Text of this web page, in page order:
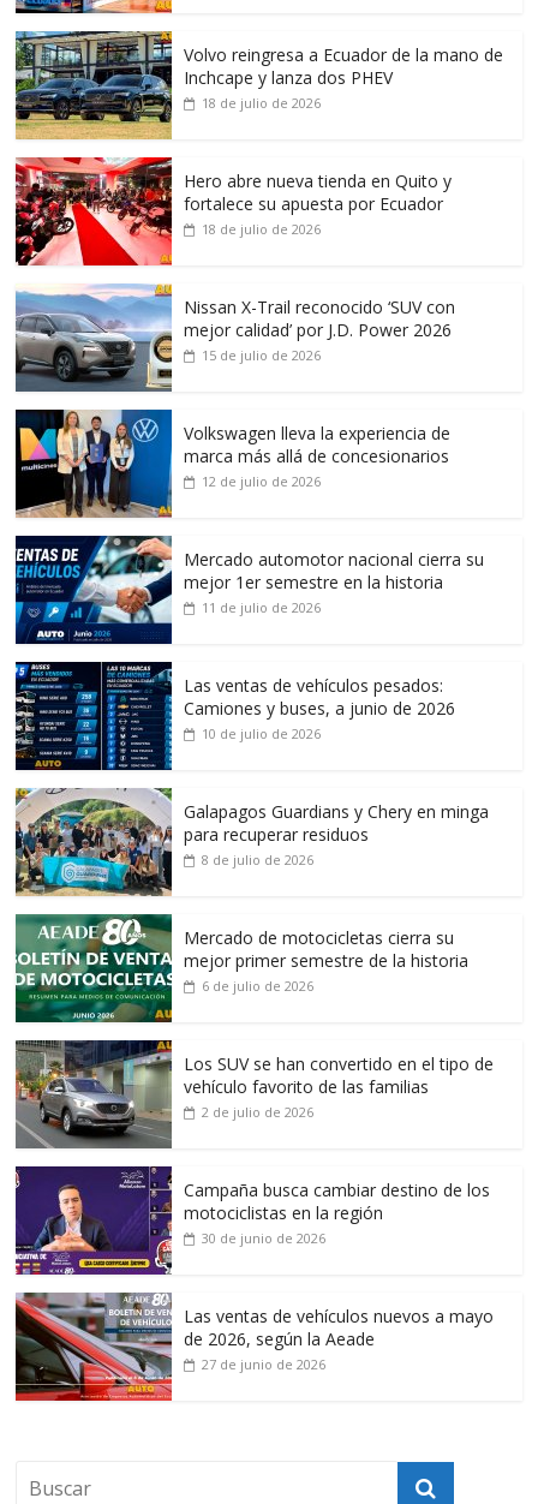
Volvo reingresa a Ecuador de la mano de
Inchcape y lanza dos PHEV
18 de julio de 2026
Hero abre nueva tienda en Quito y
fortalece su apuesta por Ecuador
18 de julio de 2026
Nissan X-Trail reconocido ‘SUV con
mejor calidad’ por J.D. Power 2026
15 de julio de 2026
Volkswagen lleva la experiencia de
marca más allá de concesionarios
12 de julio de 2026
Mercado automotor nacional cierra su
mejor 1er semestre en la historia
11 de julio de 2026
Las ventas de vehículos pesados:
Camiones y buses, a junio de 2026
10 de julio de 2026
Galapagos Guardians y Chery en minga
para recuperar residuos
8 de julio de 2026
Mercado de motocicletas cierra su
mejor primer semestre de la historia
6 de julio de 2026
Los SUV se han convertido en el tipo de
vehículo favorito de las familias
2 de julio de 2026
Campaña busca cambiar destino de los
motociclistas en la región
30 de junio de 2026
Las ventas de vehículos nuevos a mayo
de 2026, según la Aeade
27 de junio de 2026